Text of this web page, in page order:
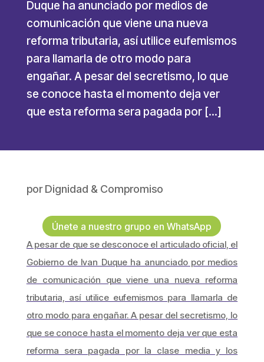
Duque ha anunciado por medios de
comunicación que viene una nueva
reforma tributaria, así utilice eufemismos
para llamarla de otro modo para
engañar. A pesar del secretismo, lo que
se conoce hasta el momento deja ver
que esta reforma sera pagada por […]
porDignidad & Compromiso
Únete a nuestro grupo en WhatsApp
A pesar de que se desconoce el articulado oficial, el
Gobierno de Ivan Duque ha anunciado por medios
de comunicación que viene una nueva reforma
tributaria, así utilice eufemismos para llamarla de
otro modo para engañar. A pesar del secretismo, lo
que se conoce hasta el momento deja ver que esta
reforma sera pagada por la clase media y los